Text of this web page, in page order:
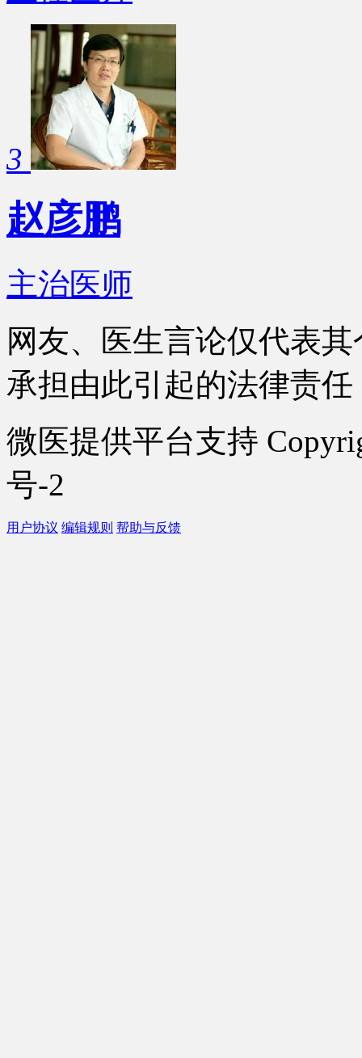
3
赵彦鹏
主治医师
网友、医生言论仅代表
承担由此引起的法律责任
微医提供平台支持
号-2
用户协议 编辑规则 帮助与反馈